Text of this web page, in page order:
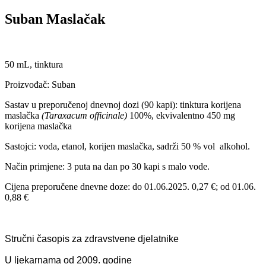
Suban Maslačak
50 mL, tinktura
Proizvođač: Suban
Sastav u preporučenoj dnevnoj dozi (90 kapi): tinktura korijena
maslačka (Taraxacum officinale) 100%, ekvivalentno 450 mg
korijena maslačka
Sastojci: voda, etanol, korijen maslačka, sadrži 50 % vol alkohol.
Način primjene: 3 puta na dan po 30 kapi s malo vode.
Cijena preporučene dnevne doze: do 01.06.2025. 0,27 €; od 01.06.
0,88 €
Stručni časopis za zdravstvene djelatnike
U ljekarnama od 2009. godine